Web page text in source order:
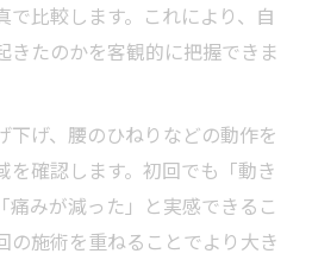
で比較します。これにより、自
きたのかを客観的に把握できま
下げ、腰のひねりなどの動作を
を確認します。初回でも「動き
痛みが減った」と実感できるこ
の施術を重ねることでより大き